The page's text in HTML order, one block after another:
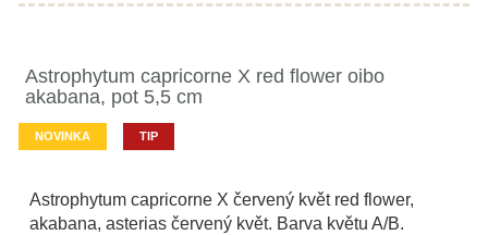
Astrophytum capricorne X red flower oibo
akabana, pot 5,5 cm
NOVINKA TIP
Astrophytum capricorne X červený květ red flower,
akabana, asterias červený květ. Barva květu A/B.